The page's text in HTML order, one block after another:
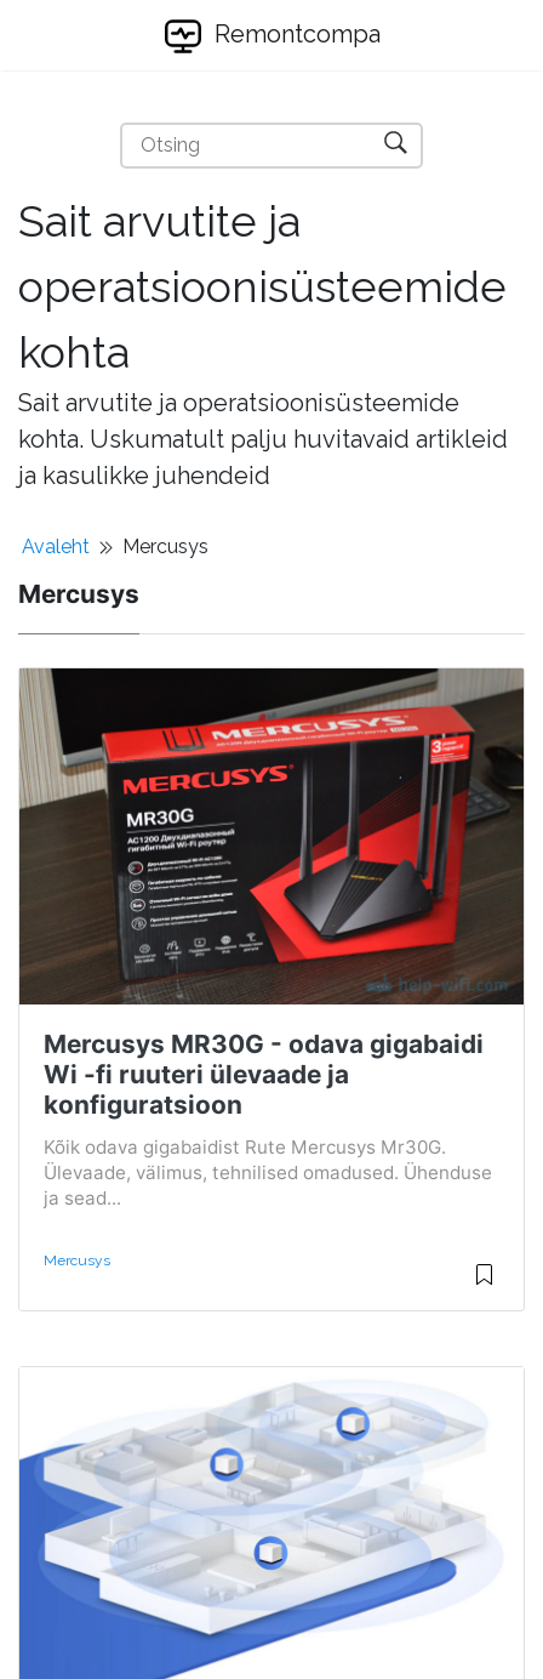
Remontcompa
Sait arvutite ja
operatsioonisüsteemide
kohta
Sait arvutite ja operatsioonisüsteemide
kohta. Uskumatult palju huvitavaid artikleid
ja kasulikke juhendeid
Avaleht Mercusys
Mercusys
Mercusys MR30G - odava gigabaidi
Wi -fi ruuteri ülevaade ja
konfiguratsioon
Kõik odava gigabaidist Rute Mercusys Mr30G.
Ülevaade, välimus, tehnilised omadused. Ühenduse
ja sead...
Mercusys